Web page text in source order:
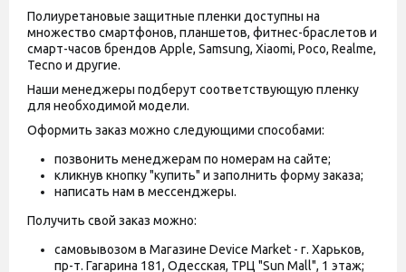
Полиуретановые защитные пленки доступны на
множество смартфонов, планшетов, фитнес-браслетов и
смарт-часов брендов Apple, Samsung, Xiaomi, Poco, Realme,
Tecno и другие.
Наши менеджеры подберут соответствующую пленку
для необходимой модели.
Оформить заказ можно следующими способами:
позвонить менеджерам по номерам на сайте;
кликнув кнопку "купить" и заполнить форму заказа;
написать нам в мессенджеры.
Получить свой заказ можно:
самовывозом в Магазине Device Market - г. Харьков,
пр-т. Гагарина 181, Одесская, ТРЦ "Sun Mall", 1 этаж;